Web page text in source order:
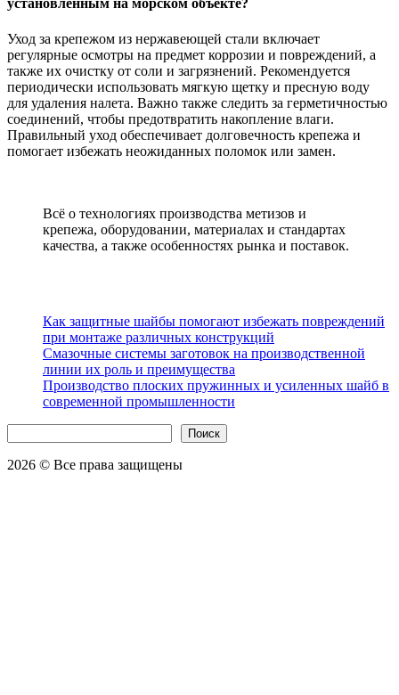
установленным на морском объекте?
Уход за крепежом из нержавеющей стали включает
регулярные осмотры на предмет коррозии и повреждений, а
также их очистку от соли и загрязнений. Рекомендуется
периодически использовать мягкую щетку и пресную воду
для удаления налета. Важно также следить за герметичностью
соединений, чтобы предотвратить накопление влаги.
Правильный уход обеспечивает долговечность крепежа и
помогает избежать неожиданных поломок или замен.
Всё о технологиях производства метизов и
крепежа, оборудовании, материалах и стандартах
качества, а также особенностях рынка и поставок.
Как защитные шайбы помогают избежать повреждений
при монтаже различных конструкций
Смазочные системы заготовок на производственной
линии их роль и преимущества
Производство плоских пружинных и усиленных шайб в
современной промышленности
Поиск
2026 © Все права защищены